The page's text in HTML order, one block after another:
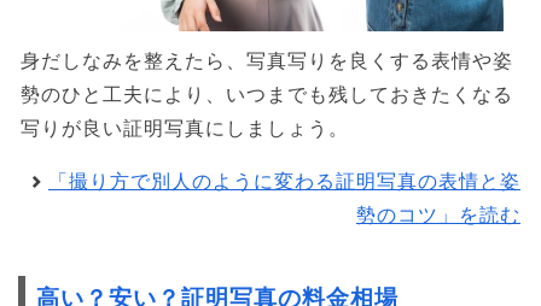
身だしなみを整えたら、写真写りを良くする表情や姿
勢のひと工夫により、いつまでも残しておきたくなる
写りが良い証明写真にしましょう。
「撮り方で別人のように変わる証明写真の表情と姿
勢のコツ」を読む
高い？安い？証明写真の料金相場